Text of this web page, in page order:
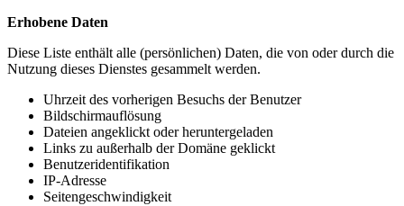
Erhobene Daten
Diese Liste enthält alle (persönlichen) Daten, die von oder durch die
Nutzung dieses Dienstes gesammelt werden.
Uhrzeit des vorherigen Besuchs der Benutzer
Bildschirmauflösung
Dateien angeklickt oder heruntergeladen
Links zu außerhalb der Domäne geklickt
Benutzeridentifikation
IP-Adresse
Seitengeschwindigkeit